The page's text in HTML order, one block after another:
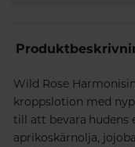
Wild Rose
kroppslotion med
till att bevara hudens
aprikoskärnolja,